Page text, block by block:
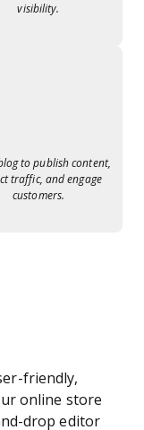
visibility.
to publish content,
traffic, and engage
customers.
friendly,
online store
drop editor